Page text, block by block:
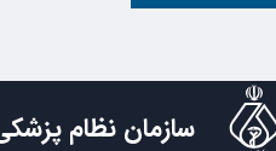
سازمان نظام